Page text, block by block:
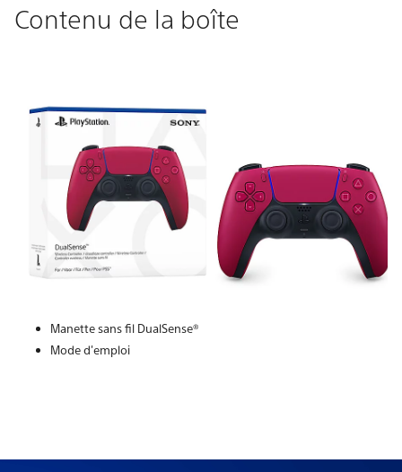
Contenu de la boîte
Manette sans fil DualSense®
Mode d'emploi